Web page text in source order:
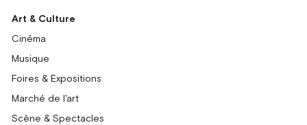
Art & Culture
Cinéma
Musique
Foires & Expositions
Marché de l'art
Scène & Spectacles